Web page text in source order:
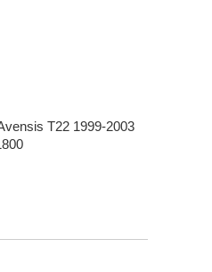
T22 1999-2003